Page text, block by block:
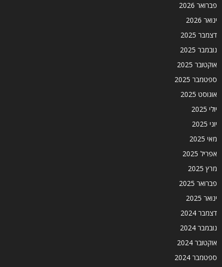
פברואר 2026
ינואר 2026
דצמבר 2025
נובמבר 2025
אוקטובר 2025
ספטמבר 2025
אוגוסט 2025
יולי 2025
יוני 2025
מאי 2025
אפריל 2025
מרץ 2025
פברואר 2025
ינואר 2025
דצמבר 2024
נובמבר 2024
אוקטובר 2024
ספטמבר 2024